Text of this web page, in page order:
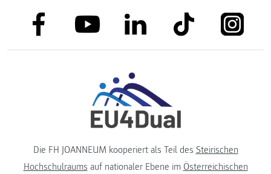
link to facebooklink to youtubelink to linkedinlink to tiktok link to
Die FH JOANNEUM kooperiert als Teil des Steirischen
Hochschulraums auf nationaler Ebene im Österreichischen